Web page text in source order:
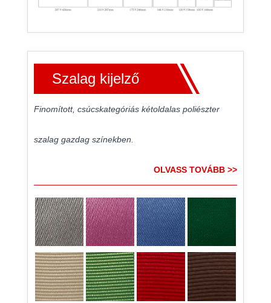
Szalag kijelző
Finomított, csúcskategóriás kétoldalas poliészter
szalag gazdag színekben.
OLVASS TOVÁBB >>